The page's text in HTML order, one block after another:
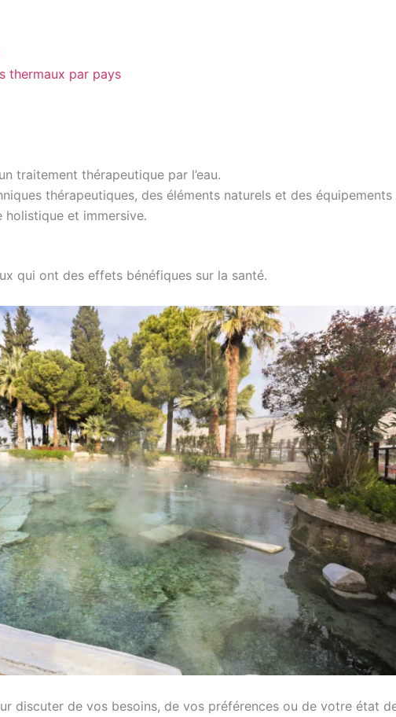
thermaux par pays
traitement thérapeutique par l’eau.
thérapeutiques, des éléments naturels et des équipements
holistique et immersive.
qui ont des effets bénéfiques sur la santé.
discuter de vos besoins, de vos préférences ou de votre état